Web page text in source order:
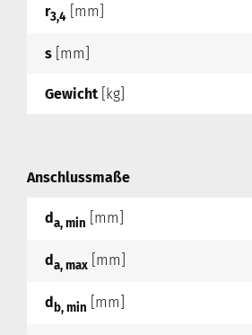
r3,4 [mm]
s [mm]
Gewicht [kg]
Anschlussmaße
da, min [mm]
da, max [mm]
db, min [mm]